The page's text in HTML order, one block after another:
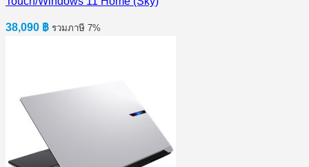
38,090 ฿ รวมภาษี 7%